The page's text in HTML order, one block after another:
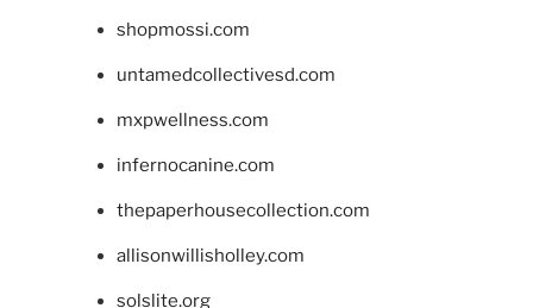
shopmossi.com
untamedcollectivesd.com
mxpwellness.com
infernocanine.com
thepaperhousecollection.com
allisonwillisholley.com
solslite.org